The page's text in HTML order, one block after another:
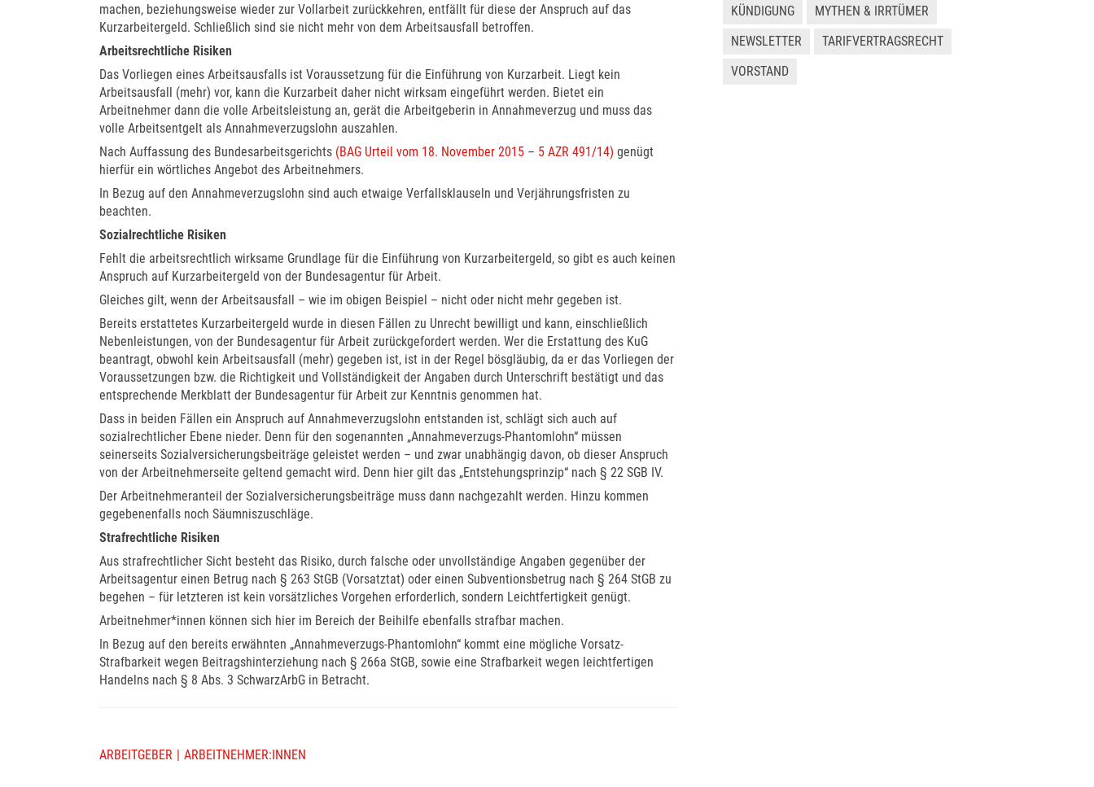
machen, beziehungsweise wieder zur Vollarbeit zurückkehren, entfällt für diese der Anspruch auf das
Kurzarbeitergeld. Schließlich sind sie nicht mehr von dem Arbeitsausfall betroffen.
Arbeitsrechtliche Risiken
Das Vorliegen eines Arbeitsausfalls ist Voraussetzung für die Einführung von Kurzarbeit. Liegt kein
Arbeitsausfall (mehr) vor, kann die Kurzarbeit daher nicht wirksam eingeführt werden. Bietet ein
Arbeitnehmer dann die volle Arbeitsleistung an, gerät die Arbeitgeberin in Annahmeverzug und muss das
volle Arbeitsentgelt als Annahmeverzugslohn auszahlen.
Nach Auffassung des Bundesarbeitsgerichts (BAG Urteil vom 18. November 2015 – 5 AZR 491/14) genügt
hierfür ein wörtliches Angebot des Arbeitnehmers.
In Bezug auf den Annahmeverzugslohn sind auch etwaige Verfallsklauseln und Verjährungsfristen zu
beachten.
Sozialrechtliche Risiken
Fehlt die arbeitsrechtlich wirksame Grundlage für die Einführung von Kurzarbeitergeld, so gibt es auch keinen
Anspruch auf Kurzarbeitergeld von der Bundesagentur für Arbeit.
Gleiches gilt, wenn der Arbeitsausfall – wie im obigen Beispiel – nicht oder nicht mehr gegeben ist.
Bereits erstattetes Kurzarbeitergeld wurde in diesen Fällen zu Unrecht bewilligt und kann, einschließlich
Nebenleistungen, von der Bundesagentur für Arbeit zurückgefordert werden. Wer die Erstattung des KuG
beantragt, obwohl kein Arbeitsausfall (mehr) gegeben ist, ist in der Regel bösgläubig, da er das Vorliegen der
Voraussetzungen bzw. die Richtigkeit und Vollständigkeit der Angaben durch Unterschrift bestätigt und das
entsprechende Merkblatt der Bundesagentur für Arbeit zur Kenntnis genommen hat.
Dass in beiden Fällen ein Anspruch auf Annahmeverzugslohn entstanden ist, schlägt sich auch auf
sozialrechtlicher Ebene nieder. Denn für den sogenannten „Annahmeverzugs-Phantomlohn“ müssen
seinerseits Sozialversicherungsbeiträge geleistet werden – und zwar unabhängig davon, ob dieser Anspruch
von der Arbeitnehmerseite geltend gemacht wird. Denn hier gilt das „Entstehungsprinzip“ nach § 22 SGB IV.
Der Arbeitnehmeranteil der Sozialversicherungsbeiträge muss dann nachgezahlt werden. Hinzu kommen
gegebenenfalls noch Säumniszuschläge.
Strafrechtliche Risiken
Aus strafrechtlicher Sicht besteht das Risiko, durch falsche oder unvollständige Angaben gegenüber der
Arbeitsagentur einen Betrug nach § 263 StGB (Vorsatztat) oder einen Subventionsbetrug nach § 264 StGB zu
begehen – für letzteren ist kein vorsätzliches Vorgehen erforderlich, sondern Leichtfertigkeit genügt.
Arbeitnehmer*innen können sich hier im Bereich der Beihilfe ebenfalls strafbar machen.
In Bezug auf den bereits erwähnten „Annahmeverzugs-Phantomlohn“ kommt eine mögliche Vorsatz-
Strafbarkeit wegen Beitragshinterziehung nach § 266a StGB, sowie eine Strafbarkeit wegen leichtfertigen
Handelns nach § 8 Abs. 3 SchwarzArbG in Betracht.
ARBEITGEBER ARBEITNEHMER:INNEN
KÜNDIGUNG
MYTHEN & IRRTÜMER
NEWSLETTER
TARIFVERTRAGSRECHT
VORSTAND